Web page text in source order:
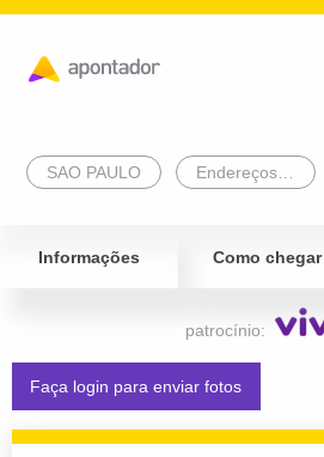
SAO PAULO
Informações Como chegar
patrocínio:
Faça login para enviar fotos